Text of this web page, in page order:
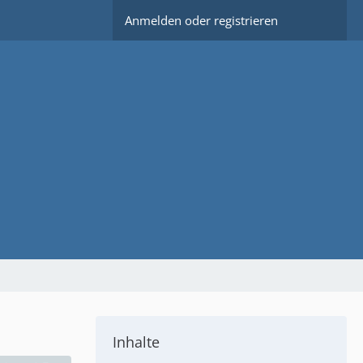
Anmelden oder registrieren
Inhalte